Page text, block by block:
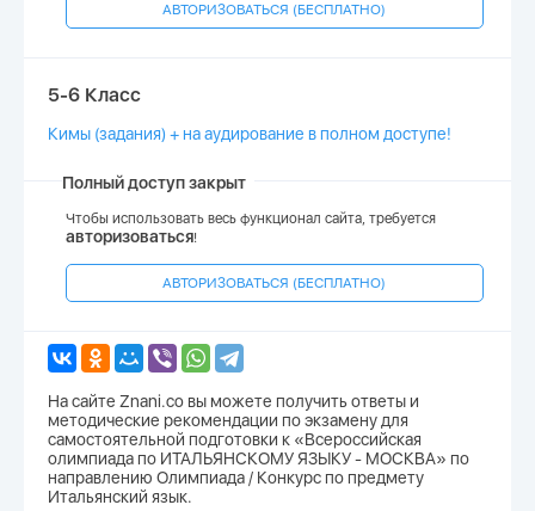
АВТОРИЗОВАТЬСЯ (БЕСПЛАТНО)
5-6 Класс
Кимы (задания) + на аудирование в полном доступе!
Полный доступ закрыт
Чтобы использовать весь функционал сайта, требуется
авторизоваться!
АВТОРИЗОВАТЬСЯ (БЕСПЛАТНО)
На сайте Znani.co вы можете получить ответы и
методические рекомендации по экзамену для
самостоятельной подготовки к «Всероссийская
олимпиада по ИТАЛЬЯНСКОМУ ЯЗЫКУ - МОСКВА» по
направлению Олимпиада / Конкурс по предмету
Итальянский язык.